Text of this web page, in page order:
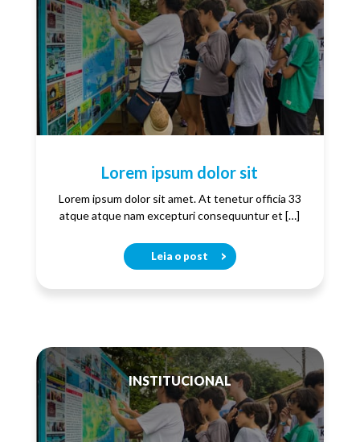
Lorem ipsum dolor sit
Lorem ipsum dolor sit amet. At tenetur officia 33
atque atque nam excepturi consequuntur et […]
Leia o post
INSTITUCIONAL